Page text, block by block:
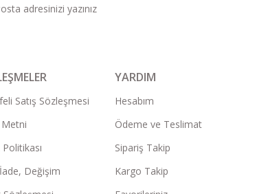
Satış Sözleşmesi
Metni
Değişim
YARDIM
Hesabım
Ödeme ve Teslimat
Sipariş Takip
Kargo Takip